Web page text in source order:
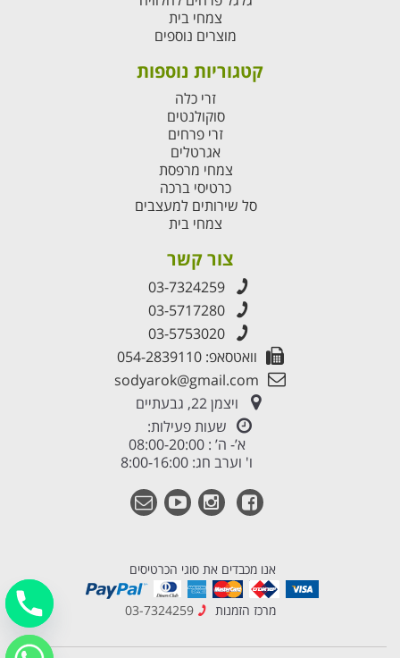
צמחי בית
מוצרים נוספים
קטגוריות נוספות
זרי כלה
סוקולנטים
זרי פרחים
אגרטלים
צמחי מרפסת
כרטיסי ברכה
סל שירותים למעצבים
צמחי בית
צור קשר
03-7324259
03-5717280
03-5753020
וואטסאפ: 054-2839110
sodyarok@gmail.com
ויצמן 22, גבעתיים
שעות פעילות:
א’- ה’ : 08:00-20:00
ו' וערב חג: 8:00-16:00
אנו מכבדים את סוגי הכרטיסים
מרכז הזמנות 03-7324259